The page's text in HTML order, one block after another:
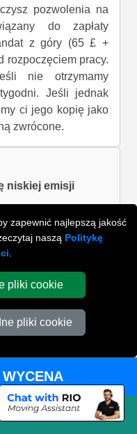
zapewnić najlepszą jakość
naszą Politykę
pliki cookie
pliki cookie
pozwolenia na
do zapłaty
z góry (65 £ +
rozpoczęciem pracy.
nie otrzymamy
Jeśli jednak
ci jego kopię jako
zwrócone.
niskiej emisji
bilans?